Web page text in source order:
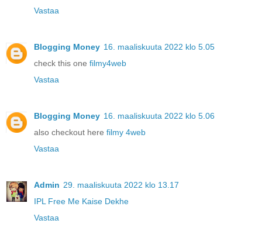
Vastaa
Blogging Money 16. maaliskuuta 2022 klo 5.05
check this one filmy4web
Vastaa
Blogging Money 16. maaliskuuta 2022 klo 5.06
also checkout here filmy 4web
Vastaa
Admin 29. maaliskuuta 2022 klo 13.17
IPL Free Me Kaise Dekhe
Vastaa